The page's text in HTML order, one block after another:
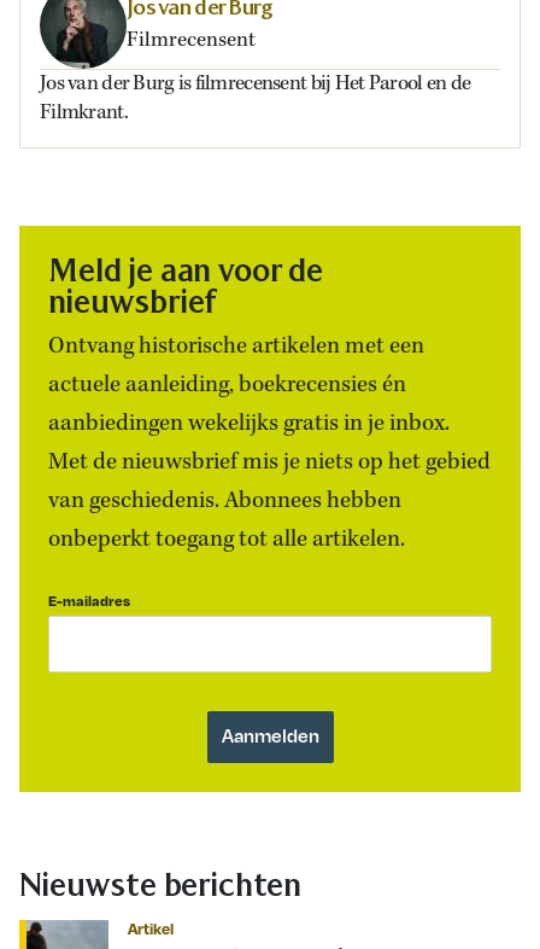
Jos van der Burg
Filmrecensent
Jos van der Burg is filmrecensent bij Het Parool en de
Filmkrant.
Meld je aan voor de
nieuwsbrief
Ontvang historische artikelen met een
actuele aanleiding, boekrecensies én
aanbiedingen wekelijks gratis in je inbox.
Met de nieuwsbrief mis je niets op het gebied
van geschiedenis. Abonnees hebben
onbeperkt toegang tot alle artikelen.
E-mailadres
Nieuwste berichten
Artikel